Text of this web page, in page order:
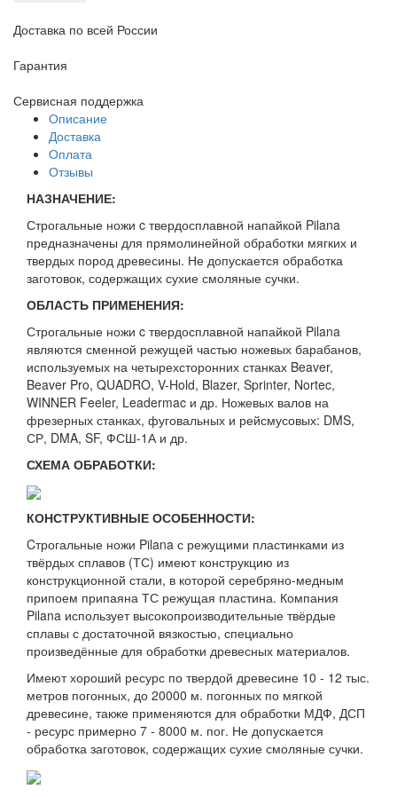
Доставка по всей России
Гарантия
Сервисная поддержка
Описание
Доставка
Оплата
Отзывы
НАЗНАЧЕНИЕ:
Строгальные ножи c твердосплавной напайкой Pilana
предназначены для прямолинейной обработки мягких и
твердых пород древесины. Не допускается обработка
заготовок, содержащих сухие смоляные сучки.
ОБЛАСТЬ ПРИМЕНЕНИЯ:
Строгальные ножи c твердосплавной напайкой Pilana
являются сменной режущей частью ножевых барабанов,
используемых на четырехсторонних станках Beaver,
Beaver Pro, QUADRO, V-Hold, Blazer, Sprinter, Nortec,
WINNER Feeler, Leadermac и др. Ножевых валов на
фрезерных станках, фуговальных и рейсмусовых: DMS,
СР, DMA, SF, ФСШ-1А и др.
СХЕМА ОБРАБОТКИ:
КОНСТРУКТИВНЫЕ ОСОБЕННОСТИ:
Cтрогальные ножи Pilana с режущими пластинками из
твёрдых сплавов (ТС) имеют конструкцию из
конструкционной стали, в которой серебряно-медным
припоем припаяна ТС режущая пластина. Компания
Pilana использует высокопроизводительные твёрдые
сплавы с достаточной вязкостью, специально
произведённые для обработки древесных материалов.
Имеют хороший ресурс по твердой древесине 10 - 12 тыс.
метров погонных, до 20000 м. погонных по мягкой
древесине, также применяются для обработки МДФ, ДСП
- ресурс примерно 7 - 8000 м. пог. Не допускается
обработка заготовок, содержащих сухие смоляные сучки.